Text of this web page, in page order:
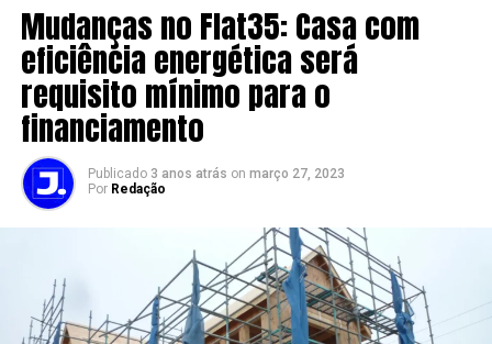
Mudanças no Flat35: Casa com
eficiência energética será
requisito mínimo para o
financiamento
Publicado 3 anos atrás on março 27, 2023
Por Redação